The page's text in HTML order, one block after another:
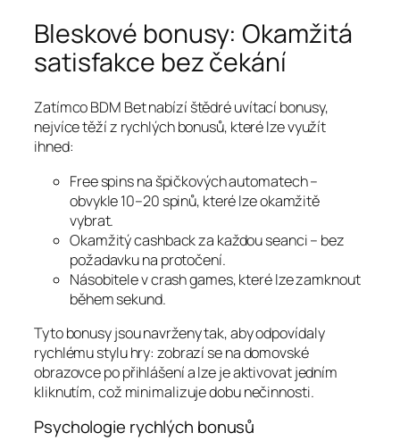
Bleskové bonusy: Okamžitá
satisfakce bez čekání
Zatímco BDM Bet nabízí štědré uvítací bonusy,
nejvíce těží z rychlých bonusů, které lze využít
ihned:
Free spins na špičkových automatech –
obvykle 10–20 spinů, které lze okamžitě
vybrat.
Okamžitý cashback za každou seanci – bez
požadavku na protočení.
Násobitele v crash games, které lze zamknout
během sekund.
Tyto bonusy jsou navrženy tak, aby odpovídaly
rychlému stylu hry: zobrazí se na domovské
obrazovce po přihlášení a lze je aktivovat jedním
kliknutím, což minimalizuje dobu nečinnosti.
Psychologie rychlých bonusů